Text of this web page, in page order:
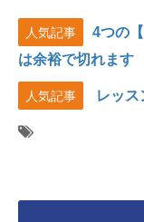
人気記事
4つの
は余裕で切れます
人気記事 レッス